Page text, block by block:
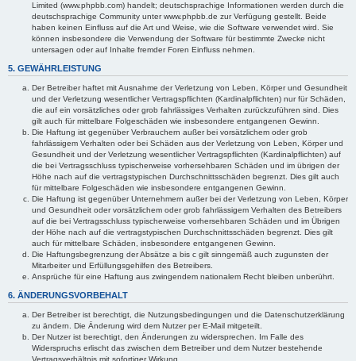
Limited (www.phpbb.com) handelt; deutschsprachige Informationen werden durch die
deutschsprachige Community unter www.phpbb.de zur Verfügung gestellt. Beide
haben keinen Einfluss auf die Art und Weise, wie die Software verwendet wird. Sie
können insbesondere die Verwendung der Software für bestimmte Zwecke nicht
untersagen oder auf Inhalte fremder Foren Einfluss nehmen.
5. GEWÄHRLEISTUNG
Der Betreiber haftet mit Ausnahme der Verletzung von Leben, Körper und Gesundheit
und der Verletzung wesentlicher Vertragspflichten (Kardinalpflichten) nur für Schäden,
die auf ein vorsätzliches oder grob fahrlässiges Verhalten zurückzuführen sind. Dies
gilt auch für mittelbare Folgeschäden wie insbesondere entgangenen Gewinn.
Die Haftung ist gegenüber Verbrauchern außer bei vorsätzlichem oder grob
fahrlässigem Verhalten oder bei Schäden aus der Verletzung von Leben, Körper und
Gesundheit und der Verletzung wesentlicher Vertragspflichten (Kardinalpflichten) auf
die bei Vertragsschluss typischerweise vorhersehbaren Schäden und im übrigen der
Höhe nach auf die vertragstypischen Durchschnittsschäden begrenzt. Dies gilt auch
für mittelbare Folgeschäden wie insbesondere entgangenen Gewinn.
Die Haftung ist gegenüber Unternehmern außer bei der Verletzung von Leben, Körper
und Gesundheit oder vorsätzlichem oder grob fahrlässigem Verhalten des Betreibers
auf die bei Vertragsschluss typischerweise vorhersehbaren Schäden und im Übrigen
der Höhe nach auf die vertragstypischen Durchschnittsschäden begrenzt. Dies gilt
auch für mittelbare Schäden, insbesondere entgangenen Gewinn.
Die Haftungsbegrenzung der Absätze a bis c gilt sinngemäß auch zugunsten der
Mitarbeiter und Erfüllungsgehilfen des Betreibers.
Ansprüche für eine Haftung aus zwingendem nationalem Recht bleiben unberührt.
6. ÄNDERUNGSVORBEHALT
Der Betreiber ist berechtigt, die Nutzungsbedingungen und die Datenschutzerklärung
zu ändern. Die Änderung wird dem Nutzer per E-Mail mitgeteilt.
Der Nutzer ist berechtigt, den Änderungen zu widersprechen. Im Falle des
Widerspruchs erlischt das zwischen dem Betreiber und dem Nutzer bestehende
Vertragsverhältnis mit sofortiger Wirkung.